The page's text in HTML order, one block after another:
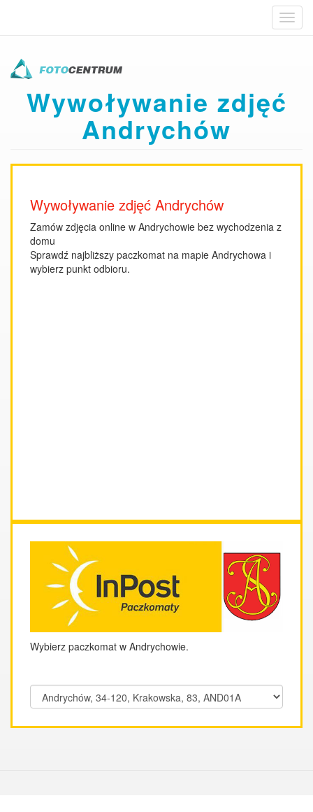
treści
Wywoływanie zdjęć
Andrychów
Wywoływanie zdjęć Andrychów
Zamów zdjęcia online w Andrychowie bez wychodzenia z
domu
Sprawdź najbliższy paczkomat na mapie Andrychowa i
wybierz punkt odbioru.
Wybierz paczkomat w Andrychowie.